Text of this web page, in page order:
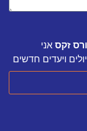
זקס אני
ויעדים חדשים